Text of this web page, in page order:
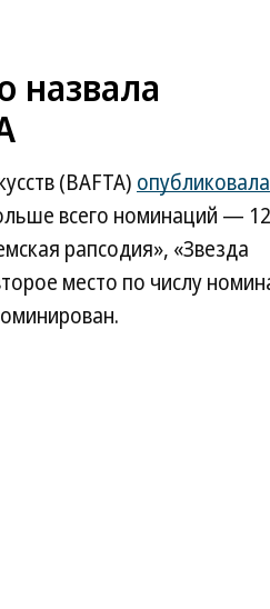
назвала
(BAFTA) опубликовала
всего номинаций —
рапсодия», «Звезда
место по числу